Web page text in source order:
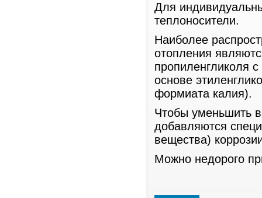
Для
теплоносители.
Наиболее
отопления
пропиленгликоля
основе
формиата калия).
Чтобы уменьшить
добавляются
вещества)
Можно недорого